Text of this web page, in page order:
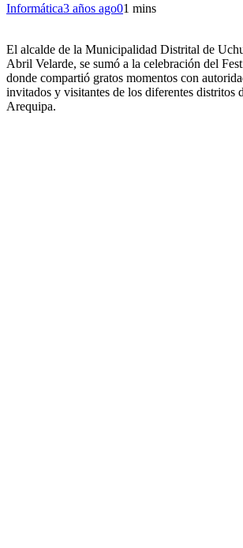
Informática3 años ago01 mins
El alcalde de la Municipalidad Distrital de
Abril Velarde, se sumó a la celebración del
donde compartió gratos momentos con
invitados y visitantes de los diferentes distritos
Arequipa.